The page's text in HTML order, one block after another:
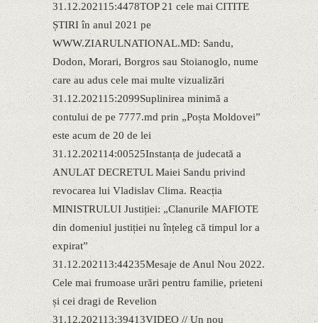
31.12.202115:4478TOP 21 cele mai CITITE
ȘTIRI în anul 2021 pe
WWW.ZIARULNATIONAL.MD: Sandu,
Dodon, Morari, Borgros sau Stoianoglo, nume
care au adus cele mai multe vizualizări
31.12.202115:2099Suplinirea minimă a
contului de pe 7777.md prin „Poșta Moldovei”
este acum de 20 de lei
31.12.202114:00525Instanța de judecată a
ANULAT DECRETUL Maiei Sandu privind
revocarea lui Vladislav Clima. Reacția
MINISTRULUI Justiției: „Clanurile MAFIOTE
din domeniul justiției nu înțeleg că timpul lor a
expirat”
31.12.202113:44235Mesaje de Anul Nou 2022.
Cele mai frumoase urări pentru familie, prieteni
și cei dragi de Revelion
31.12.202113:39413VIDEO // Un nou